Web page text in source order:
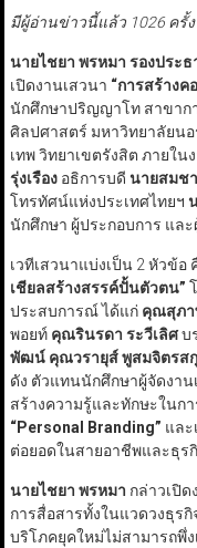
มีผู้อ่านข่าวนี้แล้ว 1026 ครั้ง
นายไชยา พรหมา รองประ
เปิดงานเสวนา “การสร้างค
นักศึกษาปริญญาโท สาขา
ศิลปศาสตร์ มหาวิทยาลัยน
เทพ วิทยาเขตรังสิต ภายใน
รุ่งเรืองอธิการบดี นายสมช
โทรทัศน์แห่งประเทศไทยฯ
นักศึกษา ผู้ประกอบการ แล
เวทีเสวนาแบ่งเป็น 2 หัวข้อ
เชียลสร้างสรรค์ปั้นตัวตน”
ประสบการณ์ ได้แก่ คุณสุภา
พอยท์ คุณรินรดา ระวีเลิศบ
พัฒน์ คุณวรายุส์ พูสมจิตรส
ดัง ตัวแทนนักศึกษาผู้จัดงาน
สร้างความรู้และทักษะในก
“Personal Branding” และ
ต่อยอดในสายอาชีพและธุร
นายไชยา พรหมา กล่าวเปิ
การสื่อสารทั้งในแวดวงธุร
บริโภคยุคใหม่ไม่สามารถพึ่